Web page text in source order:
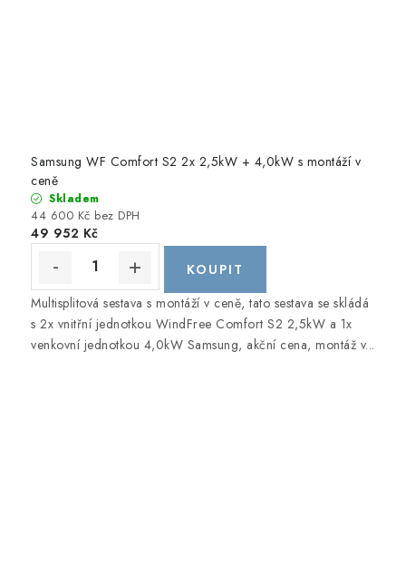
Samsung WF Comfort S2 2x 2,5kW + 4,0kW s montáží v
ceně
Skladem
44 600 Kč bez DPH
49 952 Kč
Multisplitová sestava s montáží v ceně, tato sestava se skládá
s 2x vnitřní jednotkou WindFree Comfort S2 2,5kW a 1x
venkovní jednotkou 4,0kW Samsung, akční cena, montáž v...